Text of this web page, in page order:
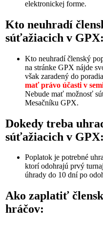
elektronickej forme.
Kto neuhradí
súťažiacich v GPX:
Kto neuhradí členský
na stránke GPX nájde
však zaradený do
mať právo účasti v
Nebude mať možnosť
Mesačníku GPX.
Dokedy treba
súťažiacich v GPX:
Poplatok je potrebné
ktorí odohrajú prvý
úhrady do 10 dní po
Ako zaplatiť
hráčov: